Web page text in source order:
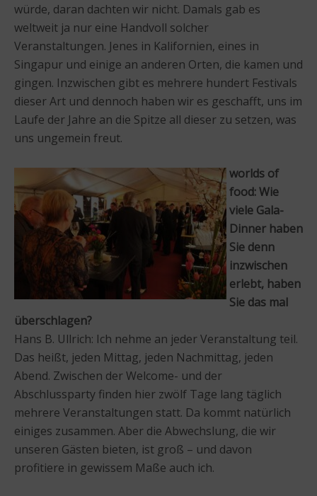
würde, daran dachten wir nicht. Damals gab es
weltweit ja nur eine Handvoll solcher
Veranstaltungen. Jenes in Kalifornien, eines in
Singapur und einige an anderen Orten, die kamen und
gingen. Inzwischen gibt es mehrere hundert Festivals
dieser Art und dennoch haben wir es geschafft, uns im
Laufe der Jahre an die Spitze all dieser zu setzen, was
uns ungemein freut.
worlds of
food: Wie
viele Gala-
Dinner haben
Sie denn
inzwischen
erlebt, haben
Sie das mal
überschlagen?
Hans B. Ullrich: Ich nehme an jeder Veranstaltung teil.
Das heißt, jeden Mittag, jeden Nachmittag, jeden
Abend. Zwischen der Welcome- und der
Abschlussparty finden hier zwölf Tage lang täglich
mehrere Veranstaltungen statt. Da kommt natürlich
einiges zusammen. Aber die Abwechslung, die wir
unseren Gästen bieten, ist groß – und davon
profitiere in gewissem Maße auch ich.